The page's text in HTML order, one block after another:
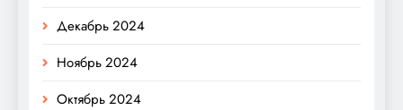
Декабрь 2024
Ноябрь 2024
Октябрь 2024